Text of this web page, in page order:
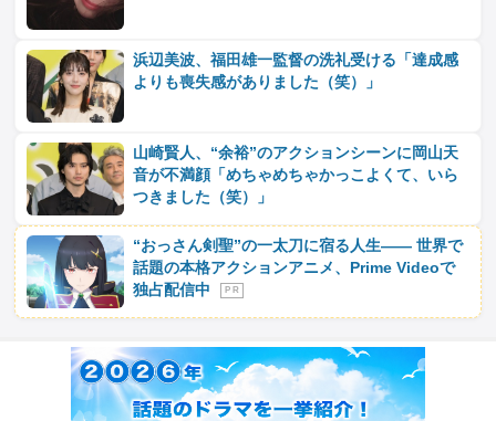
浜辺美波、福田雄一監督の洗礼受ける「達成感
よりも喪失感がありました（笑）」
山崎賢人、“余裕”のアクションシーンに岡山天
音が不満顔「めちゃめちゃかっこよくて、いら
つきました（笑）」
“おっさん剣聖”の一太刀に宿る人生―― 世界で
話題の本格アクションアニメ、Prime Videoで
独占配信中
P R